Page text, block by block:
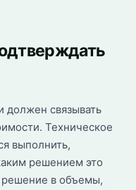
должен связывать
Техническое
выполнить,
решением это
решение в объемы,